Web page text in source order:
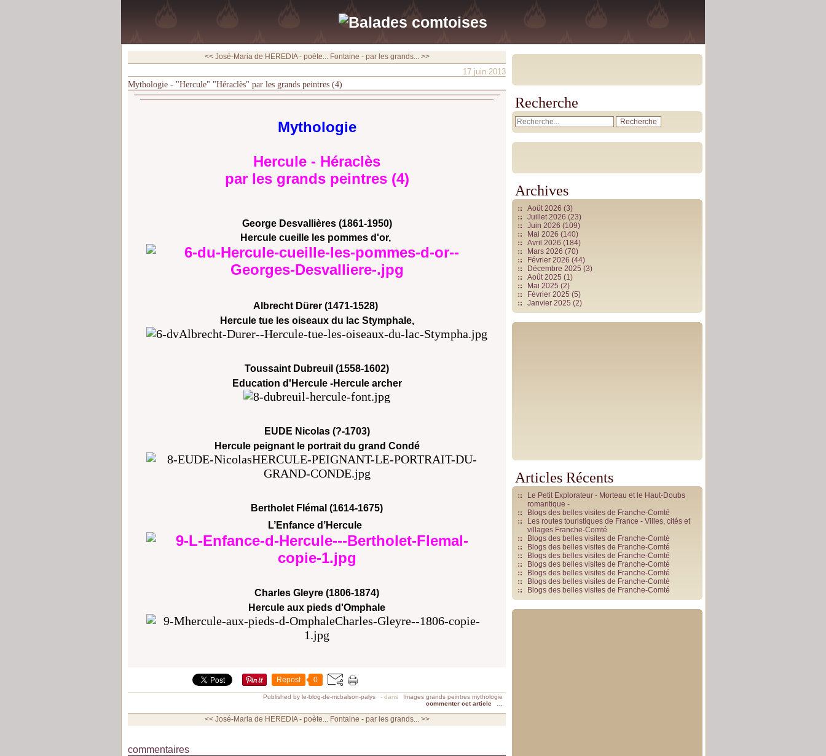
<< José-Maria de HEREDIA - poète... Fontaine - par les grands... >>
17 juin 2013
Mythologie - "Hercule" "Héraclès" par les grands peintres (4)
Mythologie
Hercule - Héraclès
par les grands peintres (4)
George Desvallières (1861-1950)
Hercule cueille les pommes d'or,
Albrecht Dürer (1471-1528)
Hercule tue les oiseaux du lac Stymphale,
Toussaint Dubreuil (1558-1602)
Education d'Hercule -Hercule archer
EUDE Nicolas (?-1703)
Hercule peignant le portrait du grand Condé
Bertholet Flémal (1614-1675)
L’Enfance d’Hercule
Charles Gleyre (1806-1874)
Hercule aux pieds d'Omphale
Repost 0
Published by le-blog-de-mcbalson-palys - dans
Images grands peintres mythologie
commenter cet article
<< José-Maria de HEREDIA - poète... Fontaine - par les grands... >>
commentaires
Recherche
Archives
Août 2026 (3)
Juillet 2026 (23)
Juin 2026 (109)
Mai 2026 (140)
Avril 2026 (184)
Mars 2026 (70)
Février 2026 (44)
Décembre 2025 (3)
Août 2025 (1)
Mai 2025 (2)
Février 2025 (5)
Janvier 2025 (2)
Articles Récents
Le Petit Explorateur - Morteau et le Haut-Doubs
romantique -
Blogs des belles visites de Franche-Comté
Les routes touristiques de France - Villes, cités et
villages Franche-Comté
Blogs des belles visites de Franche-Comté
Blogs des belles visites de Franche-Comté
Blogs des belles visites de Franche-Comté
Blogs des belles visites de Franche-Comté
Blogs des belles visites de Franche-Comté
Blogs des belles visites de Franche-Comté
Blogs des belles visites de Franche-Comté